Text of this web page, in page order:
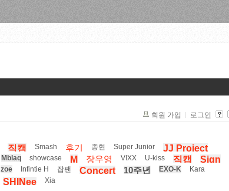
회원 가입 로그인
직캠 Smash 후기 종현 Super Junior JJ Project
Mblaq showcase M 장우영 VIXX U-kiss 직캡 Sign
zoe Infintie H 잡팬 Concert 10주년 EXO-K Kara
SHINee Xia